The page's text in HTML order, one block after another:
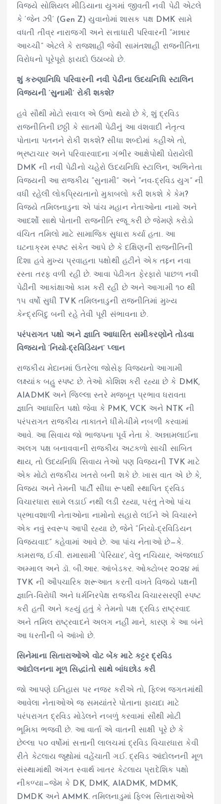
વિજયે સોશિયલ મીડિયાના યુગમાં જીવતી નવી પેઢી એટલે
કે ‘જેન ઝી’ (Gen Z) યુવાનોમાં શાસક પક્ષ DMK સામે
વધતી તીવ્ર નારાજગી અને સત્તાધારી પરિવારની “મન્નાર
આચ્ચી” એટલે કે રાજશાહી જેવી સામંતશાહી રાજનીતિના
વિરોધનો પૂરેપૂરો ફાયદો ઉઠાવ્યો છે.
શું કરુણાનિધિ પરિવારની નવી પેઢીના ઉદયનિધિ સ્ટાલિન
વિજયની ‘સુનામી’ રોકી શકશે?
હવે સૌથી મોટો સવાલ એ ઉભો થયો છે કે, શું દ્રવિડ
રાજનીતિની છઠ્ઠી કે સાતમી પેઢીનું આ વંશવાદી નેતૃત્વ
પોતાના પતનને રોકી શકશે? સીધા શબ્દોમાં કહીએ તો,
ભ્રષ્ટાચાર અને પરિવારવાદના ગંભીર આક્ષેપોથી ઘેરાયેલી
DMK ની નવી પેઢીનો ચહેરો ઉદયનિધિ સ્ટાલિન, અભિનેતા
વિજયની આ રાજકીય “સુનામી” અને “નવ-દ્રવિડ યુગ” ની
વધી રહેલી લોકપ્રિયતાનો મુકાબલો કરી શકશે કે કેમ?
વિજયે તમિલનાડુના એ પાંચ મહાન નેતાઓના નામો અને
આદર્શો સાથે પોતાની રાજનીતિ રજૂ કરી છે જેમણે કરોડો
વંચિત તમિલો માટે સામાજિક સુધારા કર્યા હતા. આ
ઘટનાક્રમ સ્પષ્ટ સંકેત આપે છે કે દક્ષિણની રાજનીતિની
દિશા હવે મુખ્ય પ્રવાહના પક્ષોથી હટીને એક તદ્દન નવા
રસ્તા તરફ વળી રહી છે. આવા પેઢીગત ફેરફારો પાછળ નવી
પેઢીની આકાંક્ષાઓ કામ કરી રહી છે અને આગામી ૧૦ થી
૧૫ વર્ષો સુધી TVK તમિલનાડુની રાજનીતિમાં મુખ્ય
કેન્દ્રબિંદુ બની રહે તેવી પૂરી સંભાવના છે.
પરંપરાગત પક્ષો અને જ્ઞાતિ આધારિત સમીકરણોને તોડવા
વિજયનો ‘નિયો-દ્રવિડિયન’ પ્લાન
રાજકીય મેદાનમાં ઉતરેલા જોસેફ વિજયનો આગામી
લક્ષ્યાંક બહુ સ્પષ્ટ છે. તેઓ કોશિશ કરી રહ્યા છે કે DMK,
AIADMK અને જિલ્લા સ્તરે મજબૂત પ્રભાવ ધરાવતા
જ્ઞાતિ આધારિત પક્ષો જેવા કે PMK, VCK અને NTK ની
પરંપરાગત રાજકીય તાકાતને ધીમે-ધીમે નબળી કરવામાં
આવે. આ સિવાય જો ભાજપના પૂર્વ નેતા કે. અન્નામલાઈના
અલગ પક્ષ બનાવવાની રાજકીય અટકળો સાચી સાબિત
થાય, તો ઉદયનિધિ સિવાય તેઓ પણ વિજયની TVK માટે
એક મોટો રાજકીય ખતરો બની શકે છે. ખાસ વાત એ છે કે,
વિજય અને તેમની પાર્ટી સીધા રૂપથી સ્થાપિત દ્રવિડ
વિચારધારા સામે લડાઈ નથી લડી રહ્યા, પરંતુ તેઓ પાંચ
પ્રભાવશાળી નેતાઓના નામોનો સહારો લઈને એ વિચારને
એક નવું સ્વરૂપ આપી રહ્યા છે, જેને “નિયો-દ્રવિડિયન
વિજયવાદ” કહેવામાં આવે છે. આ પાંચ નેતાઓ છે—કે.
કામરાજ, ઈ.વી. રામાસામી ‘પેરિયાર’, વેલુ નચિયાર, અંજલાઈ
અમ્માલ અને ડૉ. બી.આર. આંબેડકર. ઓક્ટોબર ૨૦૨૪ માં
TVK ની ઔપચારિક શરૂઆત કરતી વખતે વિજયે પક્ષની
જ્ઞાતિ-વિરોધી અને ધર્મનિરપેક્ષ રાજકીય વિચારસરણી સ્પષ્ટ
કરી હતી અને કહ્યું હતું કે તેમનો પક્ષ દ્રવિડ રાષ્ટ્રવાદ
અને તમિલ રાષ્ટ્રવાદને અલગ નહીં માને, કારણ કે આ બંને
આ ધરતીની બે આંખો છે.
સિનેમાના સિતારાઓએ વોટ બેંક માટે કટ્ટર દ્રવિડ
આંદોલનના મૂળ સિદ્ધાંતો સાથે બાંધછોડ કરી
જો આપણે ઇતિહાસ પર નજર કરીએ તો, ફિલ્મ જગતમાંથી
આવેલા નેતાઓએ જ સમયાંતરે પોતાના ફાયદા માટે
પરંપરાગત દ્રવિડ મોડેલને નબળું કરવામાં સૌથી મોટી
ભૂમિકા ભજવી છે. આ વાર્તા એ વાતની સાક્ષી પૂરે છે કે
છેલ્લા ૫૦ વર્ષોમાં સત્તાની લાલચમાં દ્રવિડ વિચારધારા કેવી
રીતે કેટલાય જૂથોમાં વહેંચાતી ગઈ. દ્રવિડ આંદોલનની મૂળ
સંસ્થામાંથી અંગત સ્વાર્થ ખાતર કેટલાય પ્રાદેશિક પક્ષો
નીકળ્યા—જેમ કે DK, DMK, AIADMK, MDMK,
DMDK અને AMMK. તમિલનાડુમાં ફિલ્મ સિતારાઓએ